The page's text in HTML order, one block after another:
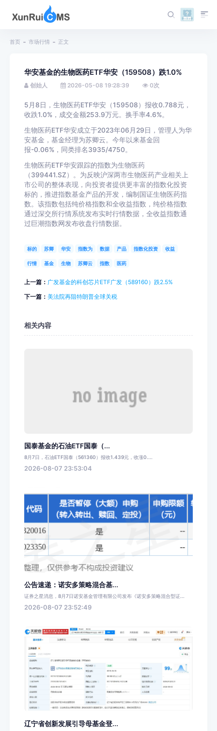
首页 市场行情 正文
华安基金的生物医药ETF华安（159508）跌1.0%
创始人 2026-05-08 19:28:39 0次
5月8日，生物医药ETF华安（159508）报收0.788元，
收跌1.0%，成交金额253.9万元。换手率4.6%。
生物医药ETF华安成立于2023年06月29日，管理人为华
安基金，基金经理为苏卿云。今年以来基金回
报-0.06%，同类排名3935/4750。
生物医药ETF华安跟踪的指数为生物医药
（399441.SZ）。为反映沪深两市生物医药产业相关上
市公司的整体表现，向投资者提供更丰富的指数化投资
标的，推进指数基金产品的开发，编制国证生物医药指
数。该指数包括纯价格指数和全收益指数，纯价格指数
通过深交所行情系统发布实时行情数据，全收益指数通
过巨潮指数网发布收盘行情数据。
标的 苏卿 华安 指数为 数据 产品 指数化投资 收益
行情 基金 生物 苏卿云 指数 医药
上一篇： 广发基金的科创芯片ETF广发（589160）跌2.5%
下一篇： 美法院再阻特朗普全球关税
相关内容
国泰基金的石油ETF国泰（...
8月7日，石油ETF国泰（561360）报收1.439元，收涨0....
2026-08-07 23:53:04
公告速递：诺安多策略混合基...
证券之星消息，8月7日诺安基金管理有限公司发布《诺安多策略混合型证...
2026-08-07 23:52:49
辽宁省创新发展引导母基金登...